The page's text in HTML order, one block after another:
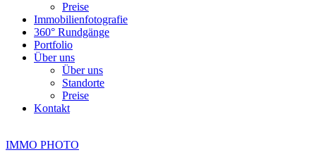
Preise
Immobilienfotografie
360° Rundgänge
Portfolio
Über uns
Über uns
Standorte
Preise
Kontakt
IMMO PHOTO